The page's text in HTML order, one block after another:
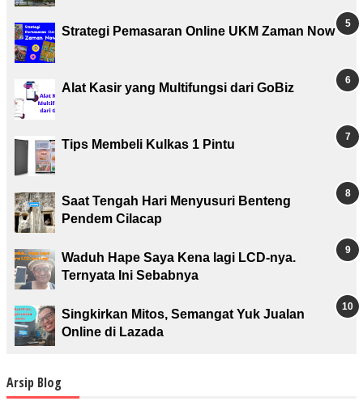
Strategi Pemasaran Online UKM Zaman Now
Alat Kasir yang Multifungsi dari GoBiz
Tips Membeli Kulkas 1 Pintu
Saat Tengah Hari Menyusuri Benteng
Pendem Cilacap
Waduh Hape Saya Kena lagi LCD-nya.
Ternyata Ini Sebabnya
Singkirkan Mitos, Semangat Yuk Jualan
Online di Lazada
Arsip Blog